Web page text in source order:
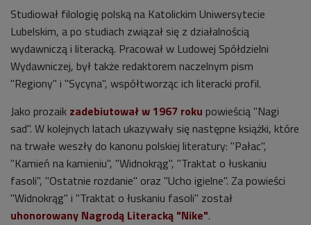
Studiował filologię polską na Katolickim Uniwersytecie
Lubelskim, a po studiach związał się z działalnością
wydawniczą i literacką. Pracował w Ludowej Spółdzielni
Wydawniczej, był także redaktorem naczelnym pism
"Regiony" i "Sycyna", współtworząc ich literacki profil.
Jako prozaik zadebiutował w 1967 roku powieścią "Nagi
sad". W kolejnych latach ukazywały się następne książki, które
na trwałe weszły do kanonu polskiej literatury: "Pałac",
"Kamień na kamieniu", "Widnokrąg", "Traktat o łuskaniu
fasoli", "Ostatnie rozdanie" oraz "Ucho igielne". Za powieści
"Widnokrąg" i "Traktat o łuskaniu fasoli" został
uhonorowany Nagrodą Literacką "Nike".